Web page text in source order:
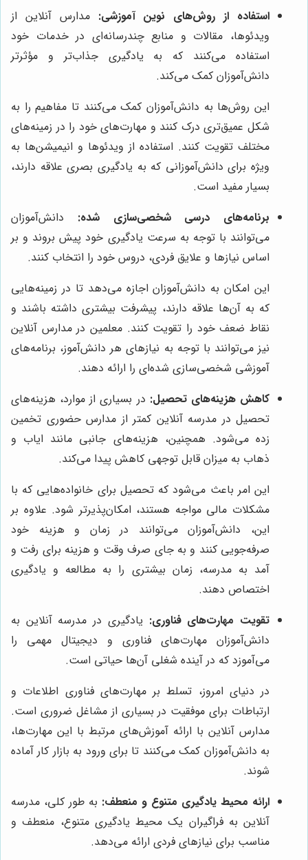
استفاده از روش‌های نوین آموزشی: مدارس آنلاین از
ویدئوها، مقالات و منابع چندرسانه‌ای در خدمات خود
استفاده می‌کنند که به یادگیری جذاب‌تر و مؤثرتر
دانش‌آموزان کمک می‌کند.
این روش‌ها به دانش‌آموزان کمک می‌کنند تا مفاهیم را به
شکل عمیق‌تری درک کنند و مهارت‌های خود را در زمینه‌های
مختلف تقویت کنند. استفاده از ویدئوها و انیمیشن‌ها به
ویژه برای دانش‌آموزانی که به یادگیری بصری علاقه دارند،
بسیار مفید است.
برنامه‌های درسی شخصی‌سازی شده: دانش‌آموزان
می‌توانند با توجه به سرعت یادگیری خود پیش بروند و بر
اساس نیازها و علایق فردی، دروس خود را انتخاب کنند.
این امکان به دانش‌آموزان اجازه می‌دهد تا در زمینه‌هایی
که به آن‌ها علاقه دارند، پیشرفت بیشتری داشته باشند و
نقاط ضعف خود را تقویت کنند. معلمین در مدارس آنلاین
نیز می‌توانند با توجه به نیازهای هر دانش‌آموز، برنامه‌های
آموزشی شخصی‌سازی شده‌ای را ارائه دهند.
کاهش هزینه‌های تحصیل: در بسیاری از موارد، هزینه‌های
تحصیل در مدرسه آنلاین کمتر از مدارس حضوری تخمین
زده می‌شود. همچنین، هزینه‌های جانبی مانند ایاب و
ذهاب به میزان قابل توجهی کاهش پیدا می‌کند.
این امر باعث می‌شود که تحصیل برای خانواده‌هایی که با
مشکلات مالی مواجه هستند، امکان‌پذیرتر شود. علاوه بر
این، دانش‌آموزان می‌توانند در زمان و هزینه خود
صرفه‌جویی کنند و به جای صرف وقت و هزینه برای رفت و
آمد به مدرسه، زمان بیشتری را به مطالعه و یادگیری
اختصاص دهند.
تقویت مهارت‌های فناوری: یادگیری در مدرسه آنلاین به
دانش‌آموزان مهارت‌های فناوری و دیجیتال مهمی را
می‌آموزد که در آینده شغلی آن‌ها حیاتی است.
در دنیای امروز، تسلط بر مهارت‌های فناوری اطلاعات و
ارتباطات برای موفقیت در بسیاری از مشاغل ضروری است.
مدارس آنلاین با ارائه آموزش‌های مرتبط با این مهارت‌ها،
به دانش‌آموزان کمک می‌کنند تا برای ورود به بازار کار آماده
شوند.
ارائه محیط یادگیری متنوع و منعطف: به طور کلی، مدرسه
آنلاین به فراگیران یک محیط یادگیری متنوع، منعطف و
مناسب برای نیازهای فردی ارائه می‌دهد.